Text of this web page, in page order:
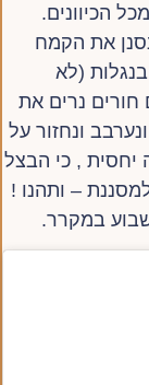
הכיוונים.
את הקמח
(לא
נרים את
ונחזור על
יחסית , כי הבצל
– ותהנו !
במקרר.⁩